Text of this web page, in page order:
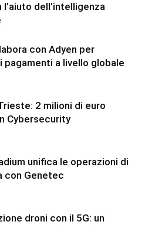
dell’intelligenza
con Adyen per
pagamenti a livello globale
2 milioni di euro
Cybersecurity
unifica le operazioni di
con Genetec
droni con il 5G: un